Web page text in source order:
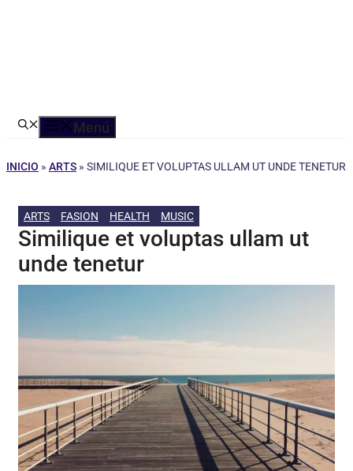
Menú
INICIO » ARTS » SIMILIQUE ET VOLUPTAS ULLAM UT UNDE TENETUR
ARTS FASION HEALTH MUSIC
Similique et voluptas ullam ut
unde tenetur